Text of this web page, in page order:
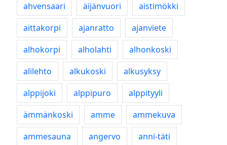
ahvensaari
äijänvuori
aistimökki
aittakorpi
ajanratto
ajanviete
alhokorpi
alholahti
alhonkoski
alilehto
alkukoski
alkusyksy
alppijoki
alppipuro
alppityyli
ämmänkoski
amme
ammekuva
ammesauna
angervo
anni-täti